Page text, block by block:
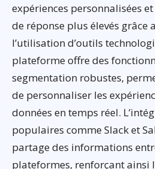
expériences personnalisées
de réponse plus élevés grâce
l’utilisation d’outils
plateforme offre des
segmentation robustes,
de personnaliser les
données en temps réel.
populaires comme Slack et
partage des informations
plateformes, renforçant ainsi